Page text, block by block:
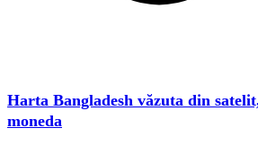
Harta Bangladesh văzuta din
moneda